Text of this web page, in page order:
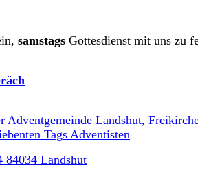
samstagsGottesdienst mit uns zu
84034 Landshut